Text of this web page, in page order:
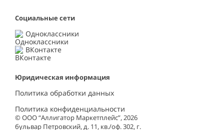
Социальные сети
Одноклассники
ВКонтакте
Юридическая информация
Политика обработки данных
Политика конфиденциальности
© ООО “Аллигатор Маркетплейс”, 2026
бульвар Петровский, д. 11, кв./оф. 302, г.